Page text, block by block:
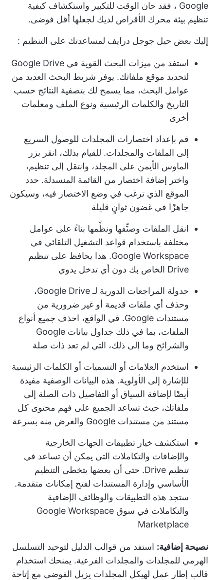
Google ، فقد حان الوقت للتكبير واستكشاف كيفية
تنظيم بيئة محرك الأقراص لديك لجعلها أقل فوضى.
إليك بعض حيل جوجل درايف لمساعدتك على التنظيم :
استفد من ميزات البحث القوية في Google Drive
لتحديد موقع ملفاتك. يوفر شريط البحث العديد من
عوامل البحث، مما يسمح لك بتصفية النتائج حسب
التاريخ والكلمات الرئيسية ونوع الملف ومعلمات
أخرى
قم بإعداد اختصارات المجلدات للوصول السريع
إلى الملفات والمجلدات. للقيام بذلك، انقر بزر
الماوس الأيمن على المجلد، وانتقل إلى تنظيم،
واختر إضافة اختصار من القائمة المنسدلة. حدد
الموقع الذي ترغب في وضع الاختصار فيه، وسيكون
جاهزًا في غضون ثوانٍ قليلة
انقل الملفات وصنِّفها ونظِّمها بناءً على عوامل
مختلفة باستخدام قواعد التشغيل التلقائي في
Google Workspace. هذا يحافظ على تنظيم
Drive الخاص بك دون أي تدخل يدوي
جدولة المراجعات الدورية لـ Google Drive،
وحذف أي ملفات قديمة أو غير ضرورية من
مستندات Google. في الواقع، احذف جميع أنواع
الملفات، بما في ذلك جداول بيانات Google
والشرائح وما إلى ذلك، التي لم تعد ذات صلة
استخدم العلامات أو التسميات أو الكلمات الرئيسية
للإشارة إلى الأولوية. هذه البيانات الوصفية مفيدة
أيضًا لإضافة السياق أو التفاصيل ذات الصلة إلى
ملفاتك، حيث تساعد الجميع على فهم محتوى كل
مستند من مستندات Google والغرض منه بسرعة
استكشف خيار تطبيقات الجهات الخارجية
والإضافات والتكاملات التي يمكن أن تساعد في
تنظيم Drive. حتى أن بعضها يتخطى التنظيم
الأساسي وإدارة المستندات لفتح إمكانات متقدمة.
ستجد هذه التطبيقات والوظائف الإضافية
والتكاملات في سوق Google Workspace
Marketplace
نصيحة إضافية: استفد من قوالب الدليل لتوحيد التسلسل
الهرمي للمجلدات والمجلدات الفرعية. يمنحك استخدام
قالب إطار عمل لهيكل المجلدات يزيل الفوضى مع إتاحة